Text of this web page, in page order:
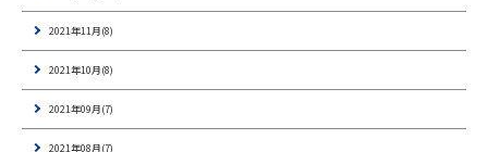
2021年11月(8)
2021年10月(8)
2021年09月(7)
2021年08月(7)